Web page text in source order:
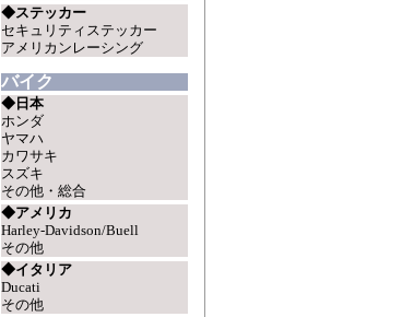
◆ステッカー
セキュリティステッカー
アメリカンレーシング
バイク
◆日本
ホンダ
ヤマハ
カワサキ
スズキ
その他・総合
◆アメリカ
Harley-Davidson/Buell
その他
◆イタリア
Ducati
その他